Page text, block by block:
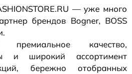
— уже много
брендов Bogner, BOSS
качество,
и широкий ассортимент
бережно отобранных